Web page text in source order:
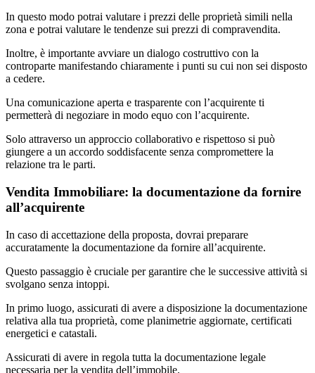
In questo modo potrai valutare i prezzi delle proprietà simili nella
zona e potrai valutare le tendenze sui prezzi di compravendita.
Inoltre, è importante avviare un dialogo costruttivo con la
controparte manifestando chiaramente i punti su cui non sei disposto
a cedere.
Una comunicazione aperta e trasparente con l’acquirente ti
permetterà di negoziare in modo equo con l’acquirente.
Solo attraverso un approccio collaborativo e rispettoso si può
giungere a un accordo soddisfacente senza compromettere la
relazione tra le parti.
Vendita Immobiliare: la documentazione da fornire
all’acquirente
In caso di accettazione della proposta, dovrai preparare
accuratamente la documentazione da fornire all’acquirente.
Questo passaggio è cruciale per garantire che le successive attività si
svolgano senza intoppi.
In primo luogo, assicurati di avere a disposizione la documentazione
relativa alla tua proprietà, come planimetrie aggiornate, certificati
energetici e catastali.
Assicurati di avere in regola tutta la documentazione legale
necessaria per la vendita dell’immobile.